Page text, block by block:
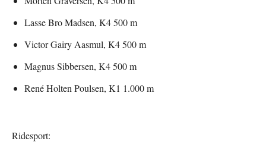
Lasse Bro Madsen, K4 500 m
Victor Gairy Aasmul, K4 500 m
Magnus Sibbersen, K4 500 m
René Holten Poulsen, K1 1.000 m
Ridesport: